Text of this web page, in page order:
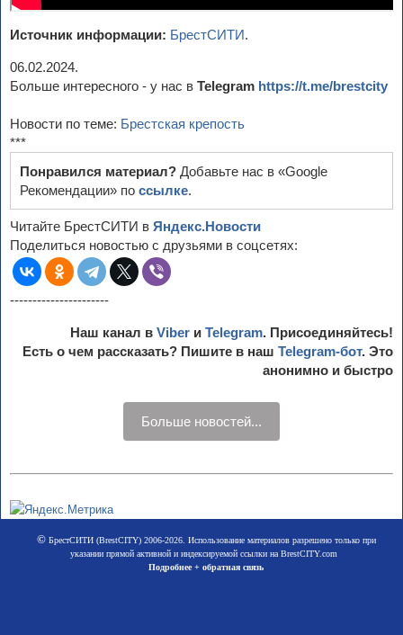
Источник информации: БрестСИТИ.
06.02.2024.
Больше интересного - у нас в Telegram https://t.me/brestcity
Новости по теме: Брестская крепость
***
Понравился материал? Добавьте нас в «Google
Рекомендации» по ссылке.
Читайте БрестСИТИ в Яндекс.Новости
Поделиться новостью с друзьями в соцсетях:
----------------------
Наш канал в Viber и Telegram. Присоединяйтесь!
Есть о чем рассказать? Пишите в наш Telegram-бот. Это
анонимно и быстро
Больше новостей...
©БрестСИТИ (BrestCITY) 2006-2026. Использование материалов разрешено только при
указании прямой активной и индексируемой ссылки на BrestCITY.com
Подробнее + обратная связь